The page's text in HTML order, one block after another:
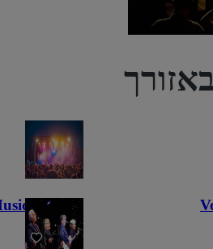
Festival
121